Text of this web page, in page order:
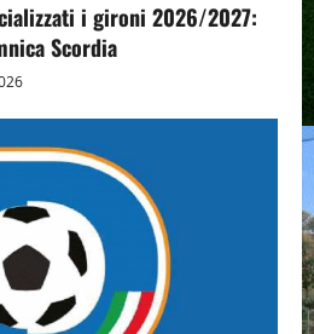
i gironi 2026/2027:
Scordia